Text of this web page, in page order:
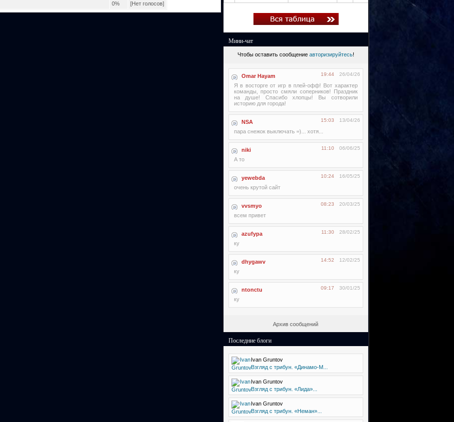
0% [Нет голосов]
Мини-чат
Чтобы оставить сообщение авторизируйтесь!
Omar Hayam 26/04/26
19:44
Я в восторге от игр в плей-офф! Вот характер
команды, просто смяли соперников! Праздник
на душе! Спасибо хлопцы! Вы сотворили
историю для города!
NSA 13/04/26
15:03
пара снежок выключать =)... хотя...
niki 06/06/25
11:10
А то
yewebda 16/05/25
10:24
очень крутой сайт
vvsmyo 20/03/25
08:23
всем привет
azufypa 28/02/25
11:30
ку
dhygawv 12/02/25
14:52
ку
ntonctu 30/01/25
09:17
ку
Архив сообщений
Последние блоги
Ivan Gruntov
Взгляд с трибун. «Динамо-М...
Ivan Gruntov
Взгляд с трибун. «Лида»...
Ivan Gruntov
Взгляд с трибун. «Неман»...